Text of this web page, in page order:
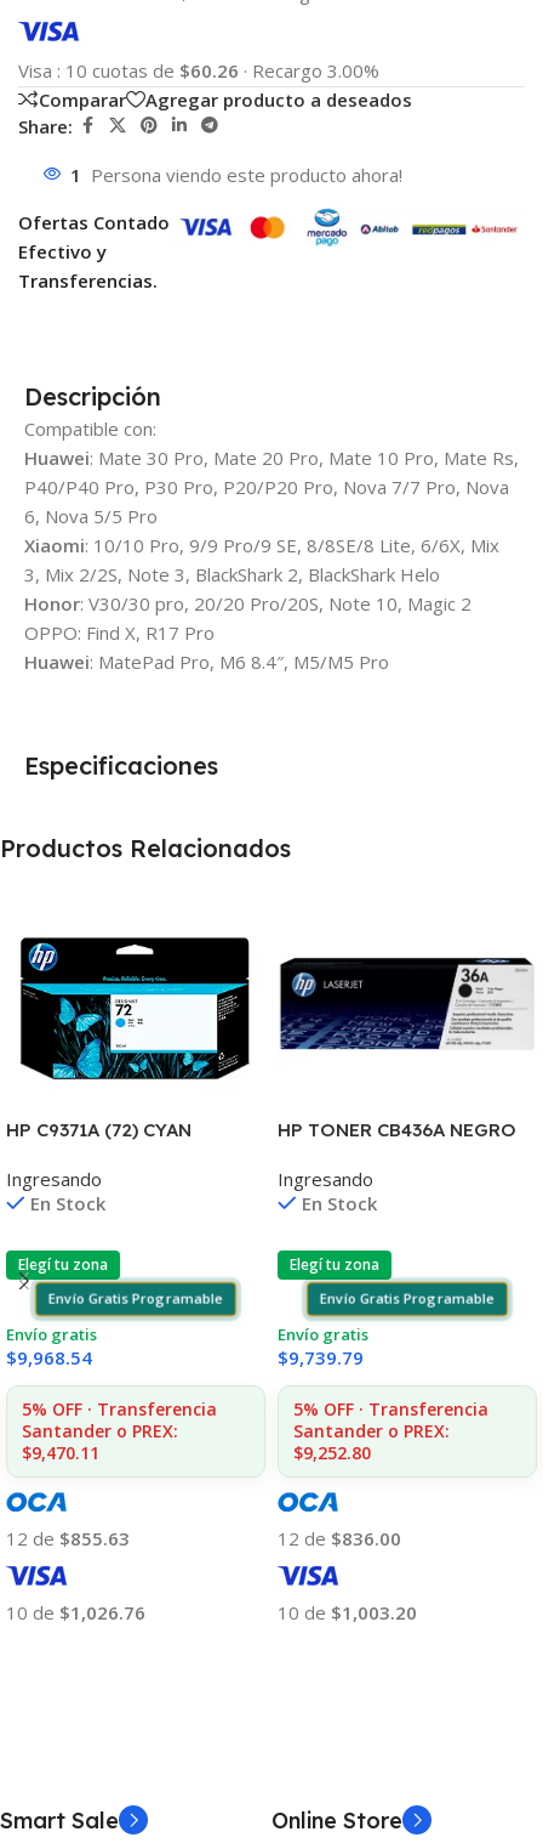
Visa : 10 cuotas de $60.26 · Recargo 3.00%
Comparar
Agregar producto a deseados
Share:
1 Persona viendo este producto ahora!
Ofertas Contado
Efectivo y
Transferencias.
Descripción
Compatible con:
Huawei: Mate 30 Pro, Mate 20 Pro, Mate 10 Pro, Mate Rs,
P40/P40 Pro, P30 Pro, P20/P20 Pro, Nova 7/7 Pro, Nova
6, Nova 5/5 Pro
Xiaomi: 10/10 Pro, 9/9 Pro/9 SE, 8/8SE/8 Lite, 6/6X, Mix
3, Mix 2/2S, Note 3, BlackShark 2, BlackShark Helo
Honor: V30/30 pro, 20/20 Pro/20S, Note 10, Magic 2
OPPO: Find X, R17 Pro
Huawei: MatePad Pro, M6 8.4″, M5/M5 Pro
Especificaciones
Productos Relacionados
HP C9371A (72) CYAN
795/790 130ML UK
Ingresando
En Stock
Elegí tu zona
Envío Gratis Programable
Envío gratis
$9,968.54
5% OFF · Transferencia
Santander o PREX:
$9,470.11
12 de $855.63
10 de $1,026.76
HP TONER CB436A NEGRO
2.000 COPIAS
Ingresando
En Stock
Elegí tu zona
Envío Gratis Programable
Envío gratis
$9,739.79
5% OFF · Transferencia
Santander o PREX:
$9,252.80
12 de $836.00
10 de $1,003.20
Smart Sale Online Store